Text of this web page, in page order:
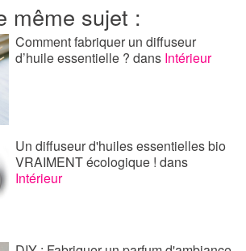
même sujet :
Comment fabriquer un diffuseur
d’huile essentielle ?dans Intérieur
Un diffuseur d'huiles essentielles bio
VRAIMENT écologique !dans
Intérieur